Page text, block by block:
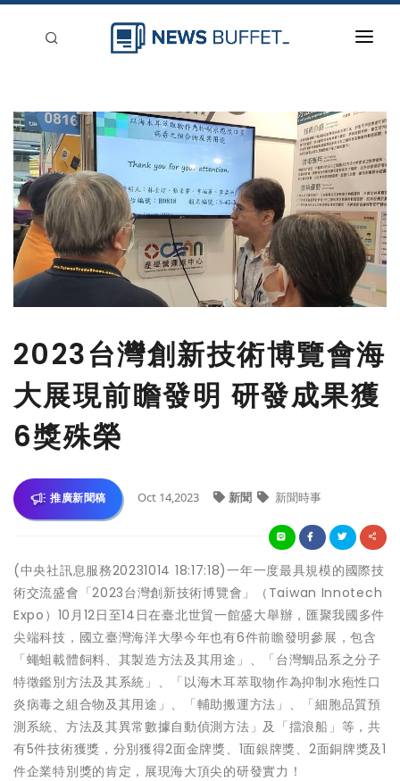
新聞稿分類
登入
刊登
2023台灣創新技術博覽會海
大展現前瞻發明 研發成果獲
6獎殊榮
推廣新聞稿 Oct 14,2023 新聞 新聞時事
(中央社訊息服務20231014 18:17:18)一年一度最具規模的國際技
術交流盛會「2023台灣創新技術博覽會」（Taiwan Innotech
Expo）10月12日至14日在臺北世貿一館盛大舉辦，匯聚我國多件
尖端科技，國立臺灣海洋大學今年也有6件前瞻發明參展，包含
「蠅蛆載體飼料、其製造方法及其用途」、「台灣鯛品系之分子
特徵鑑別方法及其系統」、「以海木耳萃取物作為抑制水疱性口
炎病毒之組合物及其用途」、「輔助搬運方法」、「細胞品質預
測系統、方法及其異常數據自動偵測方法」及「擋浪船」等，共
有5件技術獲獎，分別獲得2面金牌獎、1面銀牌獎、2面銅牌獎及1
件企業特別獎的肯定，展現海大頂尖的研發實力！